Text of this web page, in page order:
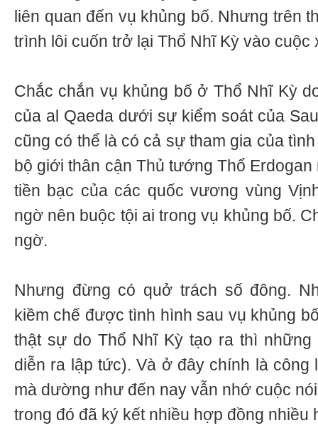
liên quan đến vụ khủng bố. Nhưng trên
trình lôi cuốn trở lại Thổ Nhĩ Kỳ vào cuộc
Chắc chắn vụ khủng bố ở Thổ Nhĩ Kỳ
của al Qaeda dưới sự kiểm soát của
cũng có thể là có cả sự tham gia của
bộ giới thân cận Thủ tướng Thổ
tiền bạc của các quốc vương vùng
ngờ nên buộc tội ai trong vụ khủng bố.
ngờ.
Nhưng đừng có quở trách số đông.
kiềm chế được tình hình sau vụ khủng
thật sự do Thổ Nhĩ Kỳ tạo ra thì những
diễn ra lập tức). Và ở đây chính là công
mà dường như đến nay vẫn nhớ cuộc
trong đó đã ký kết nhiều hợp đồng nhiều